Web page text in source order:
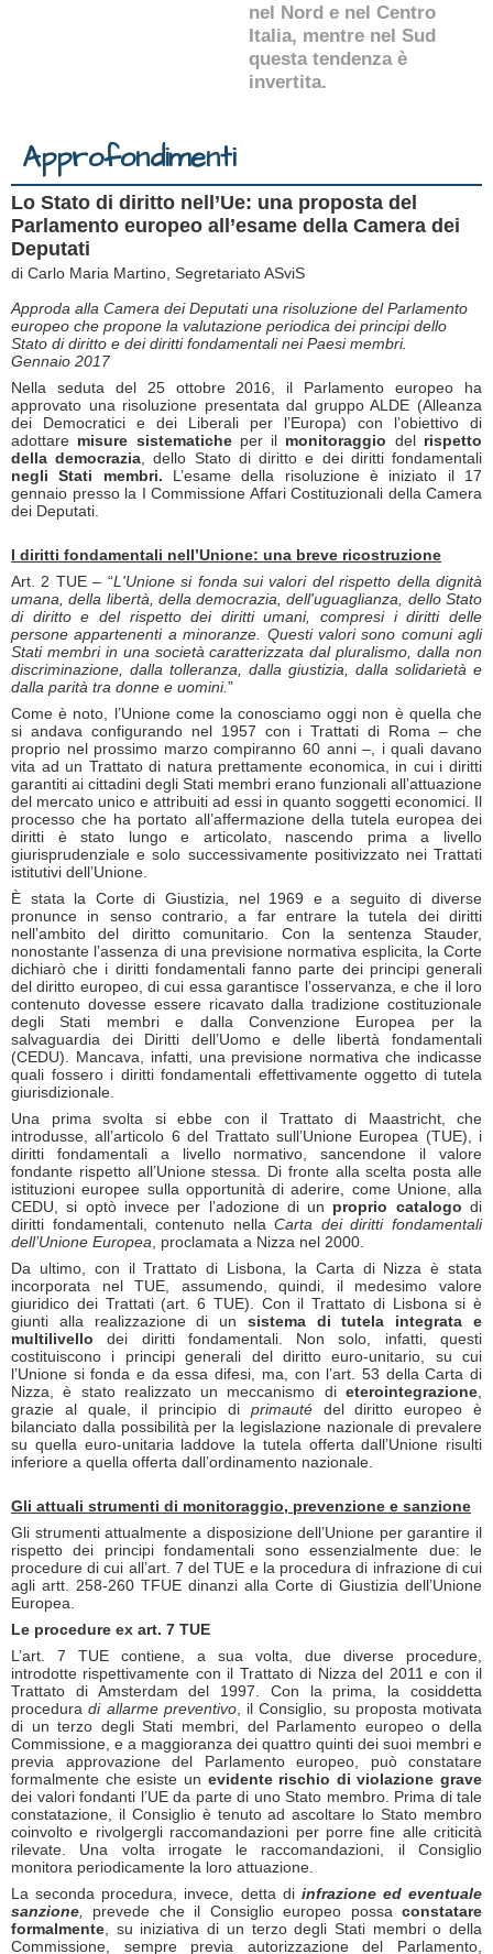
nel Nord e nel Centro
Italia, mentre nel Sud
questa tendenza è
invertita.
Approfondimenti
Lo Stato di diritto nell’Ue: una proposta del
Parlamento europeo all’esame della Camera dei
Deputati
di Carlo Maria Martino, Segretariato ASviS
Approda alla Camera dei Deputati una risoluzione del Parlamento
europeo che propone la valutazione periodica dei principi dello
Stato di diritto e dei diritti fondamentali nei Paesi membri.
Gennaio 2017
Nella seduta del 25 ottobre 2016, il Parlamento europeo ha
approvato una risoluzione presentata dal gruppo ALDE (Alleanza
dei Democratici e dei Liberali per l’Europa) con l’obiettivo di
adottare misure sistematiche per il monitoraggio del rispetto
della democrazia , dello Stato di diritto e dei diritti fondamentali
negli Stati membri. L’esame della risoluzione è iniziato il 17
gennaio presso la I Commissione Affari Costituzionali della Camera
dei Deputati.
I diritti fondamentali nell’Unione: una breve ricostruzione
Art. 2 TUE – “L'Unione si fonda sui valori del rispetto della dignità
umana, della libertà, della democrazia, dell'uguaglianza, dello Stato
di diritto e del rispetto dei diritti umani, compresi i diritti delle
persone appartenenti a minoranze. Questi valori sono comuni agli
Stati membri in una società caratterizzata dal pluralismo, dalla non
discriminazione, dalla tolleranza, dalla giustizia, dalla solidarietà e
dalla parità tra donne e uomini.”
Come è noto, l’Unione come la conosciamo oggi non è quella che
si andava configurando nel 1957 con i Trattati di Roma – che
proprio nel prossimo marzo compiranno 60 anni –, i quali davano
vita ad un Trattato di natura prettamente economica, in cui i diritti
garantiti ai cittadini degli Stati membri erano funzionali all’attuazione
del mercato unico e attribuiti ad essi in quanto soggetti economici. Il
processo che ha portato all’affermazione della tutela europea dei
diritti è stato lungo e articolato, nascendo prima a livello
giurisprudenziale e solo successivamente positivizzato nei Trattati
istitutivi dell’Unione.
È stata la Corte di Giustizia, nel 1969 e a seguito di diverse
pronunce in senso contrario, a far entrare la tutela dei diritti
nell’ambito del diritto comunitario. Con la sentenza Stauder,
nonostante l’assenza di una previsione normativa esplicita, la Corte
dichiarò che i diritti fondamentali fanno parte dei principi generali
del diritto europeo, di cui essa garantisce l’osservanza, e che il loro
contenuto dovesse essere ricavato dalla tradizione costituzionale
degli Stati membri e dalla Convenzione Europea per la
salvaguardia dei Diritti dell’Uomo e delle libertà fondamentali
(CEDU). Mancava, infatti, una previsione normativa che indicasse
quali fossero i diritti fondamentali effettivamente oggetto di tutela
giurisdizionale.
Una prima svolta si ebbe con il Trattato di Maastricht, che
introdusse, all’articolo 6 del Trattato sull’Unione Europea (TUE), i
diritti fondamentali a livello normativo, sancendone il valore
fondante rispetto all’Unione stessa. Di fronte alla scelta posta alle
istituzioni europee sulla opportunità di aderire, come Unione, alla
CEDU, si optò invece per l’adozione di un proprio catalogo di
diritti fondamentali, contenuto nellaCarta dei diritti fondamentali
dell’Unione Europea , proclamata a Nizza nel 2000.
Da ultimo, con il Trattato di Lisbona, la Carta di Nizza è stata
incorporata nel TUE, assumendo, quindi, il medesimo valore
giuridico dei Trattati (art. 6 TUE). Con il Trattato di Lisbona si è
giunti alla realizzazione di un sistema di tutela integrata e
multilivellodei diritti fondamentali. Non solo, infatti, questi
costituiscono i principi generali del diritto euro-unitario, su cui
l’Unione si fonda e da essa difesi, ma, con l’art. 53 della Carta di
Nizza, è stato realizzato un meccanismo di eterointegrazione
grazie al quale, il principio di primauté del diritto europeo è
bilanciato dalla possibilità per la legislazione nazionale di prevalere
su quella euro-unitaria laddove la tutela offerta dall’Unione risulti
inferiore a quella offerta dall’ordinamento nazionale.
Gli attuali strumenti di monitoraggio, prevenzione e sanzione
Gli strumenti attualmente a disposizione dell’Unione per garantire il
rispetto dei principi fondamentali sono essenzialmente due: le
procedure di cui all’art. 7 del TUE e la procedura di infrazione di cui
agli artt. 258-260 TFUE dinanzi alla Corte di Giustizia dell’Unione
Europea.
Le procedure ex art. 7 TUE
L’art. 7 TUE contiene, a sua volta, due diverse procedure,
introdotte rispettivamente con il Trattato di Nizza del 2011 e con il
Trattato di Amsterdam del 1997. Con la prima, la cosiddetta
proceduradi allarme preventivo, il Consiglio, su proposta motivata
di un terzo degli Stati membri, del Parlamento europeo o della
Commissione, e a maggioranza dei quattro quinti dei suoi membri e
previa approvazione del Parlamento europeo, può constatare
formalmente che esiste un evidente rischio di violazione grave
dei valori fondanti l’UE da parte di uno Stato membro. Prima di tale
constatazione, il Consiglio è tenuto ad ascoltare lo Stato membro
coinvolto e rivolgergli raccomandazioni per porre fine alle criticità
rilevate. Una volta irrogate le raccomandazioni, il Consiglio
monitora periodicamente la loro attuazione.
La seconda procedura, invece, detta di infrazione ed eventuale
sanzione
prevede che il Consiglio europeo possaconstatare
formalmente , su iniziativa di un terzo degli Stati membri o della
Commissione, sempre previa autorizzazione del Parlamento,